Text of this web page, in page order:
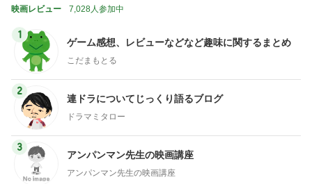
映画レビュー 7,028人参加中
1
ゲーム感想、レビューなどなど趣味に関するまとめ
こだまもとる
2
連ドラについてじっくり語るブログ
ドラマミタロー
3
アンパンマン先生の映画講座
アンパンマン先生の映画講座